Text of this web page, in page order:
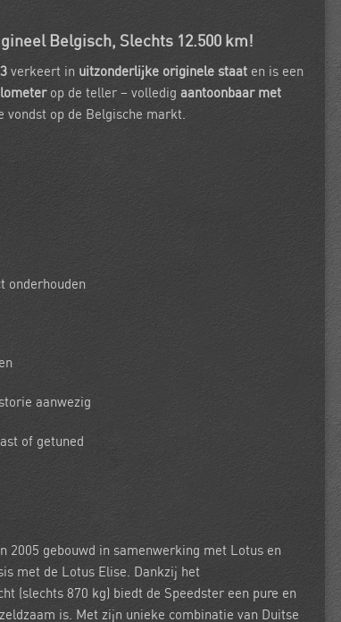
Belgisch, Slechts 12.500 km!
verkeert in uitzonderlijke originele staat en is een
op de teller – volledig aantoonbaar met
op de Belgische markt.
onderhouden
aanwezig
of getuned
2005 gebouwd in samenwerking met Lotus en
met de Lotus Elise. Dankzij het
(slechts 870 kg) biedt de Speedster een pure en
is. Met zijn unieke combinatie van Duitse